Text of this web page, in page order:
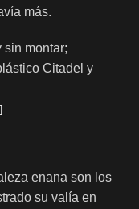
más.
sin montar;
Citadel y
enana son los
su valía en